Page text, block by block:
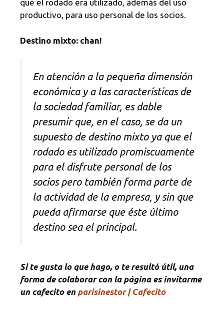
que el rodado era utilizado, además del uso
productivo, para uso personal de los socios.
Destino mixto: chan!
En atención a la pequeña dimensión
económica y a las características de
la sociedad familiar, es dable
presumir que, en el caso, se da un
supuesto de destino mixto ya que el
rodado es utilizado promiscuamente
para el disfrute personal de los
socios pero también forma parte de
la actividad de la empresa, y sin que
pueda afirmarse que éste último
destino sea el principal.
Si te gusta lo que hago, o te resultó útil, una
forma de colaborar con la página es invitarme
un cafecito en parisinestor | Cafecito